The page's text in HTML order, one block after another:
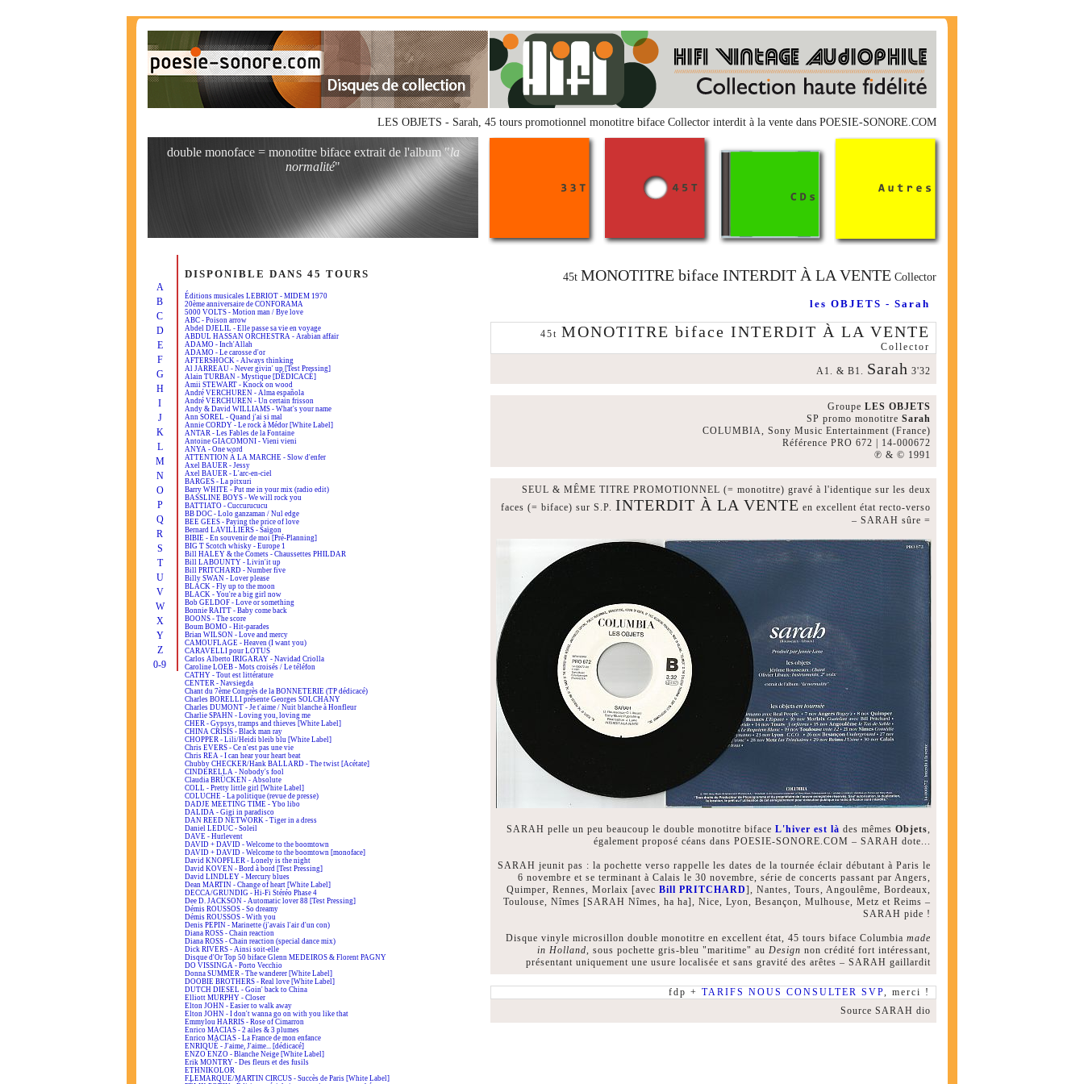
LES OBJETS - Sarah, 45 tours promotionnel monotitre biface Collector interdit à la vente dans POESIE-SONORE.COM
double monoface = monotitre biface extrait de l'album "la
normalité"
A
B
C
D
E
F
G
H
I
J
K
L
M
N
O
P
Q
R
S
T
U
V
W
X
Y
Z
0-9
DISPONIBLE DANS 45 TOURS
Éditions musicales LEBRIOT - MIDEM 1970
20ème anniversaire de CONFORAMA
5000 VOLTS - Motion man / Bye love
ABC - Poison arrow
Abdel DJELIL - Elle passe sa vie en voyage
ABDUL HASSAN ORCHESTRA - Arabian affair
ADAMO - Inch'Allah
ADAMO - Le carosse d'or
AFTERSHOCK - Always thinking
Al JARREAU - Never givin' up [Test Pressing]
Alain TURBAN - Mystique [DÉDICACÉ]
Amii STEWART - Knock on wood
André VERCHUREN - Alma española
André VERCHUREN - Un certain frisson
Andy & David WILLIAMS - What's your name
Ann SOREL - Quand j'ai si mal
Annie CORDY - Le rock à Médor [White Label]
ANTAR - Les Fables de la Fontaine
Antoine GIACOMONI - Vieni vieni
ANYA - One word
ATTENTION À LA MARCHE - Slow d'enfer
Axel BAUER - Jessy
Axel BAUER - L'arc-en-ciel
BARGES - La pitxuri
Barry WHITE - Put me in your mix (radio edit)
BASSLINE BOYS - We will rock you
BATTIATO - Cuccurucucu
BB DOC - Lolo ganzaman / Nul edge
BEE GEES - Paying the price of love
Bernard LAVILLIERS - Saïgon
BIBIE - En souvenir de moi [Pré-Planning]
BIG T Scotch whisky - Europe 1
Bill HALEY & the Comets - Chaussettes PHILDAR
Bill LABOUNTY - Livin'it up
Bill PRITCHARD - Number five
Billy SWAN - Lover please
BLACK - Fly up to the moon
BLACK - You're a big girl now
Bob GELDOF - Love or something
Bonnie RAITT - Baby come back
BOONS - The score
Boum BOMO - Hit-parades
Brian WILSON - Love and mercy
CAMOUFLAGE - Heaven (I want you)
CARAVELLI pour LOTUS
Carlos Alberto IRIGARAY - Navidad Criolla
Caroline LOEB - Mots croisés / Le téléfon
CATHY - Tout est littérature
CENTER - Navsiegda
Chant du 7ème Congrès de la BONNETERIE (TP dédicacé)
Charles BORELLI présente Georges SOLCHANY
Charles DUMONT - Je t'aime / Nuit blanche à Honfleur
Charlie SPAHN - Loving you, loving me
CHER - Gypsys, tramps and thieves [White Label]
CHINA CRISIS - Black man ray
CHOPPER - Lili/Heidi bleib blu [White Label]
Chris EVERS - Ce n'est pas une vie
Chris REA - I can hear your heart beat
Chubby CHECKER/Hank BALLARD - The twist [Acétate]
CINDERELLA - Nobody's fool
Claudia BRÜCKEN - Absolute
COLL - Pretty little girl [White Label]
COLUCHE - La politique (revue de presse)
DADJE MEETING TIME - Ybo libo
DALIDA - Gigi in paradisco
DAN REED NETWORK - Tiger in a dress
Daniel LEDUC - Soleil
DAVE - Hurlevent
DAVID + DAVID - Welcome to the boomtown
DAVID + DAVID - Welcome to the boomtown [monoface]
David KNOPFLER - Lonely is the night
David KOVEN - Bord à bord [Test Pressing]
David LINDLEY - Mercury blues
Dean MARTIN - Change of heart [White Label]
DECCA/GRUNDIG - Hi-Fi Stéréo Phase 4
Dee D. JACKSON - Automatic lover 88 [Test Pressing]
Démis ROUSSOS - So dreamy
Démis ROUSSOS - With you
Denis PEPIN - Marinette (j'avais l'air d'un con)
Diana ROSS - Chain reaction
Diana ROSS - Chain reaction (special dance mix)
Dick RIVERS - Ainsi soit-elle
Disque d'Or Top 50 biface Glenn MEDEIROS & Florent PAGNY
DO VISSINGA - Porto Vecchio
Donna SUMMER - The wanderer [White Label]
DOOBIE BROTHERS - Real love [White Label]
DUTCH DIESEL - Goin' back to China
Elliott MURPHY - Closer
Elton JOHN - Easier to walk away
Elton JOHN - I don't wanna go on with you like that
Emmylou HARRIS - Rose of Cimarron
Enrico MACIAS - 2 ailes & 3 plumes
Enrico MACIAS - La France de mon enfance
ENRIQUÉ - J'aime, J'aime... [dédicacé]
ENZO ENZO - Blanche Neige [White Label]
Erik MONTRY - Des fleurs et des fusils
ETHNIKOLOR
F.LEMARQUE/MARTIN CIRCUS - Succès de Paris [White Label]
45t MONOTITRE biface INTERDIT À LA VENTE Collector
les OBJETS - Sarah
45t MONOTITRE biface INTERDIT À LA VENTE
Collector
A1. & B1. Sarah 3'32
Groupe LES OBJETS
SP promo monotitre Sarah
COLUMBIA, Sony Music Entertainment (France)
Référence PRO 672 | 14-000672
℗ & © 1991
SEUL & MÊME TITRE PROMOTIONNEL (= monotitre) gravé à l'identique sur les deux
faces (= biface) sur S.P. INTERDIT À LA VENTE en excellent état recto-verso
– SARAH sûre =
SARAH pelle un peu beaucoup le double monotitre biface L'hiver est là des mêmes Objets,
également proposé céans dans POESIE-SONORE.COM – SARAH dote...
SARAH jeunit pas : la pochette verso rappelle les dates de la tournée éclair débutant à Paris le
6 novembre et se terminant à Calais le 30 novembre, série de concerts passant par Angers,
Quimper, Rennes, Morlaix [avec Bill PRITCHARD], Nantes, Tours, Angoulême, Bordeaux,
Toulouse, Nîmes [SARAH Nîmes, ha ha], Nice, Lyon, Besançon, Mulhouse, Metz et Reims –
SARAH pide !
Disque vinyle microsillon double monotitre en excellent état, 45 tours biface Columbia made
in Holland, sous pochette gris-bleu "maritime" au Design non crédité fort intéressant,
présentant uniquement une usure localisée et sans gravité des arêtes – SARAH gaillardit
fdp + TARIFS NOUS CONSULTER SVP, merci !
Source SARAH dio